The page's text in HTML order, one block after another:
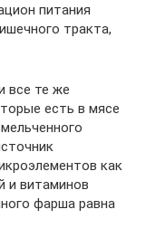
питания
тракта,
все те же
есть в мясе
как
и витаминов
фарша равна